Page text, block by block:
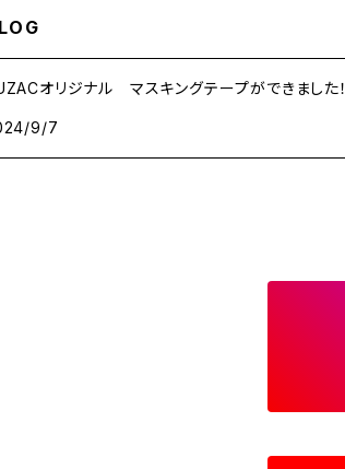
オリジナル マスキングテープができました！
9/7